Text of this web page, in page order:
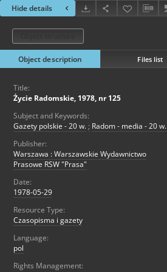
Hide details
Object description Files list
Title:
Życie Radomskie, 1978, nr 125
Subject and Keywords:
Gazety polskie - 20 w. ; Radom - media - 20 w.
Publisher:
Warszawa : Warszawskie Wydawnictwo
Prasowe RSW "Prasa"
Date:
1978-05-29
Resource Type:
Czasopisma i gazety
Language:
pol
Rights Management: